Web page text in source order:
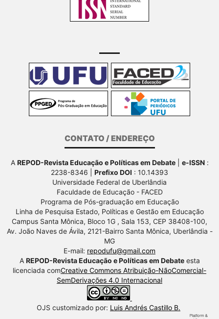
CONTATO / ENDEREÇO
A REPOD-Revista Educação e Políticas em Debate| e-ISSN:
2238-8346 | Prefixo DOI : 10.14393
Universidade Federal de Uberlândia
Faculdade de Educação - FACED
Programa de Pós-graduação em Educação
Linha de Pesquisa Estado, Políticas e Gestão em Educação
Campus Santa Mônica, Bloco 1G , Sala 153, CEP 38408-100,
Av. João Naves de Ávila, 2121-Bairro Santa Mônica, Uberlândia -
MG
E-mail: repodufu@gmail.com
A REPOD-Revista Educação e Políticas em Debateesta
licenciada comCreative Commons Atribuição-NãoComercial-
SemDerivações 4.0 Internacional
OJS customizado por: Luis Andrés Castillo B.